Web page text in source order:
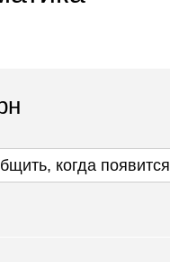
когда появится